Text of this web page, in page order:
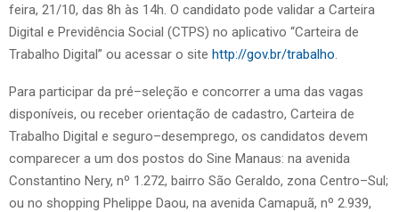
feira, 21/10, das 8h às 14h. O candidato pode validar a Carteira
Digital e Previdência Social (CTPS) no aplicativo “Carteira de
Trabalho Digital” ou acessar o site http://gov.br/trabalho.
Para participar da pré–seleção e concorrer a uma das vagas
disponíveis, ou receber orientação de cadastro, Carteira de
Trabalho Digital e seguro–desemprego, os candidatos devem
comparecer a um dos postos do Sine Manaus: na avenida
Constantino Nery, nº 1.272, bairro São Geraldo, zona Centro–Sul;
ou no shopping Phelippe Daou, na avenida Camapuã, nº 2.939,